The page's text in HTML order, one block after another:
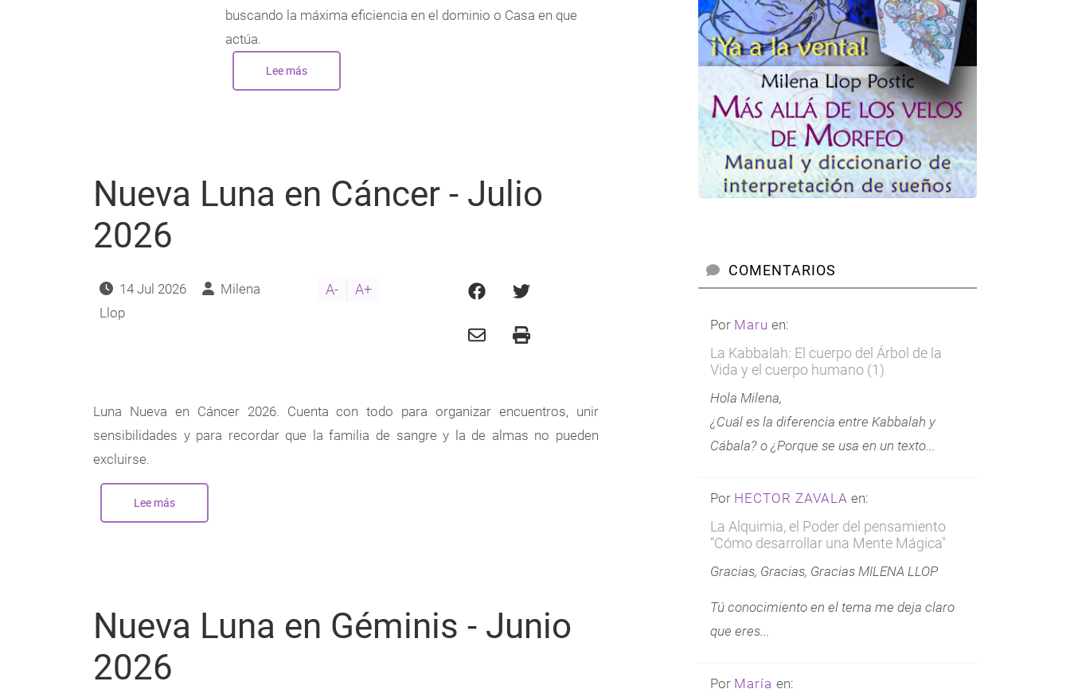
buscando la máxima eficiencia en el dominio o Casa en que
actúa.
Lee mássobre
de
Nueva Luna en Cáncer - Julio
2026
14 Jul 2026
Milena
Llop
A- A+
Luna Nueva en Cáncer 2026. Cuenta con todo para organizar encuentros, unir
sensibilidades y para recordar que la familia de sangre y la de almas no pueden
excluirse.
Lee mássobre
Luna
Nueva Luna en Géminis - Junio
2026
COMENTARIOS
Por Maru en:
La Kabbalah: El cuerpo del Árbol de la
Vida y el cuerpo humano (1)
Hola Milena,
¿Cuál es la diferencia entre Kabbalah y
Cábala? o ¿Porque se usa en un texto...
Por HECTOR ZAVALA en:
La Alquimia, el Poder del pensamiento
“Cómo desarrollar una Mente Mágica"
Gracias, Gracias, Gracias MILENA LLOP
Tú conocimiento en el tema me deja claro
que eres...
Por María en: